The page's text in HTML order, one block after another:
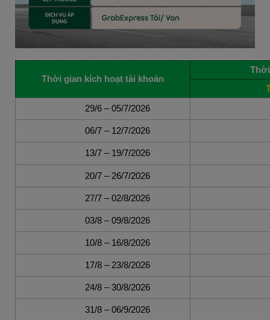
Thời gian kích hoạt tài khoản
29/6 – 05/7/2026
06/7 – 12/7/2026
13/7 – 19/7/2026
20/7 – 26/7/2026
27/7 – 02/8/2026
03/8 – 09/8/2026
10/8 – 16/8/2026
17/8 – 23/8/2026
24/8 – 30/8/2026
31/8 – 06/9/2026